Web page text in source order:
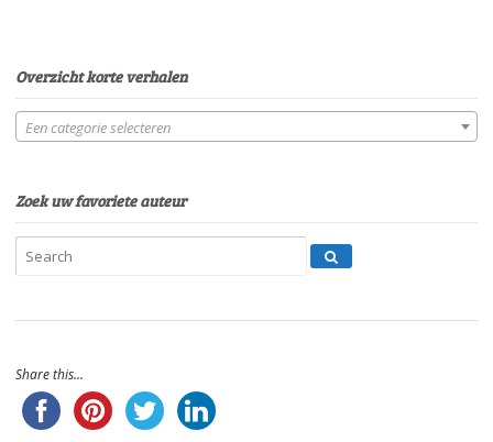
Overzicht korte verhalen
Een categorie selecteren
Zoek uw favoriete auteur
Share this...